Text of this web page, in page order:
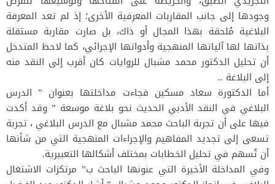
وجودها إلى جانب المقاربات المعرفية الأخرى؛ إذ لم تعد المعرفة
البلاغية مُلحقة بهذا المجال أو ذاك، بل صارت مقاربة مستقلة
بذاتها لها آلياتها المنهجية وأدواتها الإجرائي، كما لاحظ المتدخل
أن تحليل الدكتور محمد مشبال للروايات كان أقرب إلى النقد منه
إلى البلاغة ..
أما الدكتورة سعاد مسكين فجاءت مداخلتها بعنوان ” الدرس
البلاغي في النقد الأدبي الحديث نحو بلاغة موسعة ” وقد أكدت
فيها على أن تجربة الباحث محمد مشبال مع الدرس البلاغي ، تجربة
تسعى إلى تجديد المفاهيم والإجراءات المنهجية التي من شأنها
أن تُسهم في تحليل الخطابات بمختلف أشكالها التعبيرية.
وفي المداخلة الأخيرة التي عنونها الباحث ب” مرتكزات الاشتغال